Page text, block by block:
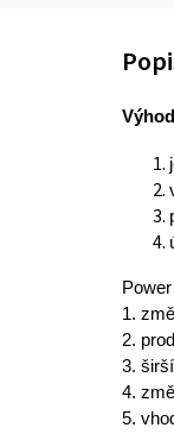
1.
2.
3.
4.
5.